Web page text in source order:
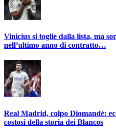
Vinicius si toglie dalla lista, ma
nell’ultimo anno di contratto…
Real Madrid, colpo Diomandé:
costosi della storia dei Blancos